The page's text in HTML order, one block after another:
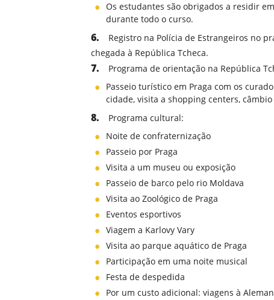
Os estudantes são obrigados a residir
durante todo o curso.
Registro na Polícia de Estrangeiros no
chegada à República Tcheca.
Programa de orientação na República
Passeio turístico em Praga com os
cidade, visita a shopping centers, câmbio
Programa cultural:
Noite de confraternização
Passeio por Praga
Visita a um museu ou exposição
Passeio de barco pelo rio Moldava
Visita ao Zoológico de Praga
Eventos esportivos
Viagem a Karlovy Vary
Visita ao parque aquático de Praga
Participação em uma noite musical
Festa de despedida
Por um custo adicional: viagens à